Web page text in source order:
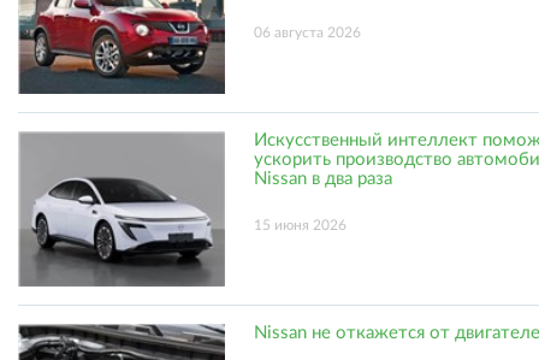
06 августа 2026
Искусственный интеллект
ускорить производство
Nissan в два раза
15 июня 2026
Nissan не откажется от